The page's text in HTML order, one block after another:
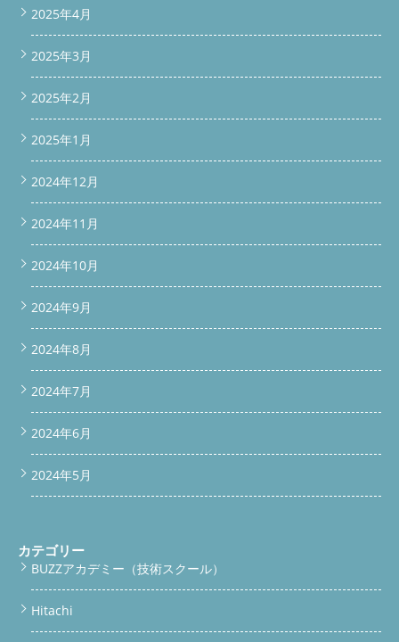
size: 16px; color: #333; margin: 20px 0; /* 上下に余白 */ line-
display: inline-block; font-weight: bold; font-size: 16px; padding:
14px 28px; width: 220px; /* 幅統一 */ border-radius: 6px; text-
decoration: none; transition: opacity 0.3s; text-align: center;
margin: 0 auto; /* 中央揃え */ } /* サービス一覧ボタン：緑 */
.vertical-link-block .service-button { background-color: #28A745;
color: #fff; } .vertical-link-block .service-button:hover { opacity:
0.9; } /* 料金表ボタン：オレンジ */ .vertical-link-block .price-
button { background-color: #FF7A2D; color: #fff; } .vertical-link-
block .price-button:hover { opacity: 0.9; } 続きを読む
2025年4月
2025年3月
2025年2月
2025年1月
2024年12月
2024年11月
2024年10月
2024年9月
2024年8月
2024年7月
2024年6月
2024年5月
カテゴリー
BUZZアカデミー（技術スクール）
Hitachi